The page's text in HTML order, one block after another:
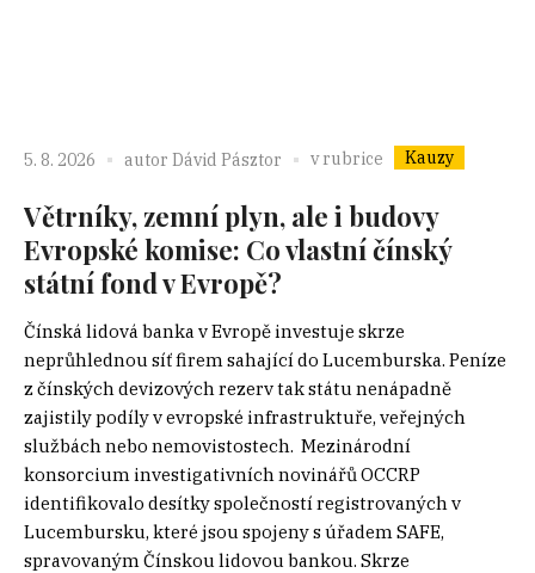
5. 8. 2026 autor Dávid Pásztor v rubrice Kauzy
Větrníky, zemní plyn, ale i budovy
Evropské komise: Co vlastní čínský
státní fond v Evropě?
Čínská lidová banka v Evropě investuje skrze
neprůhlednou síť firem sahající do Lucemburska. Peníze
z čínských devizových rezerv tak státu nenápadně
zajistily podíly v evropské infrastruktuře, veřejných
službách nebo nemovistostech. Mezinárodní
konsorcium investigativních novinářů OCCRP
identifikovalo desítky společností registrovaných v
Lucembursku, které jsou spojeny s úřadem SAFE,
spravovaným Čínskou lidovou bankou. Skrze